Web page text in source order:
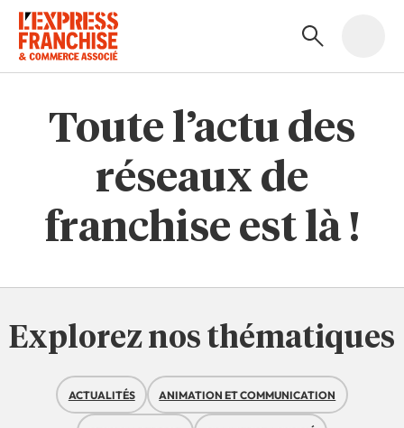
Toute l’actu des
réseaux de
franchise est là !
Explorez nos thématiques
ACTUALITÉS ANIMATION ET COMMUNICATION